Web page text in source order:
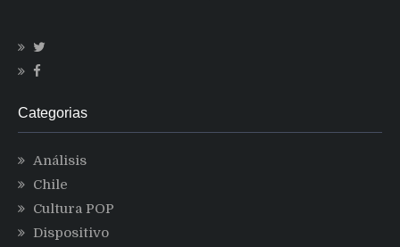
Categorias
Análisis
Chile
Cultura POP
Dispositivo